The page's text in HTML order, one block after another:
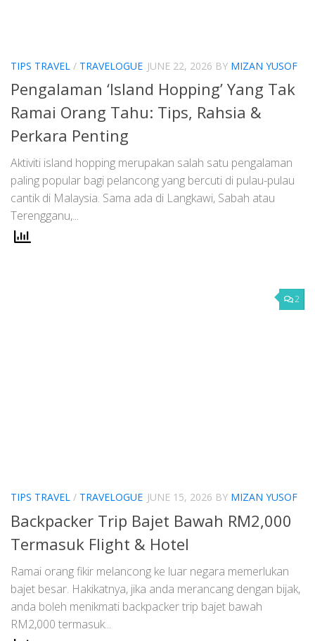
TIPS TRAVEL / TRAVELOGUE JUNE 22, 2026 BY MIZAN YUSOF
Pengalaman ‘Island Hopping’ Yang Tak
Ramai Orang Tahu: Tips, Rahsia &
Perkara Penting
Aktiviti island hopping merupakan salah satu pengalaman
paling popular bagi pelancong yang bercuti di pulau-pulau
cantik di Malaysia. Sama ada di Langkawi, Sabah atau
Terengganu,...
2
TIPS TRAVEL / TRAVELOGUE JUNE 15, 2026 BY MIZAN YUSOF
Backpacker Trip Bajet Bawah RM2,000
Termasuk Flight & Hotel
Ramai orang fikir melancong ke luar negara memerlukan
bajet besar. Hakikatnya, jika anda merancang dengan bijak,
anda boleh menikmati backpacker trip bajet bawah
RM2,000 termasuk...